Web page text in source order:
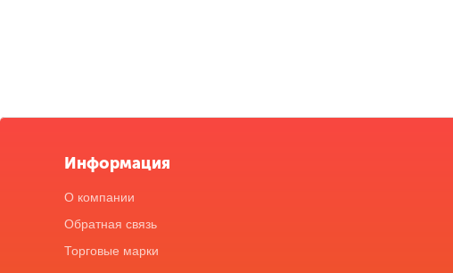
Информация
О компании
Обратная связь
Торговые марки